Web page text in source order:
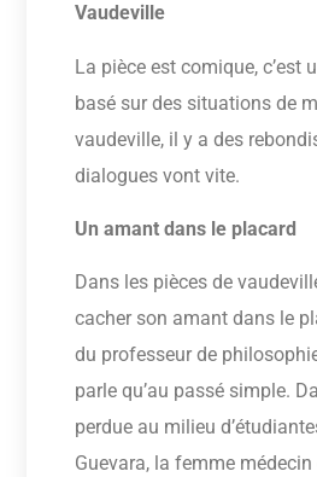
Vaudeville
La pièce est comique, c’est
basé sur des situations de
vaudeville, il y a des
dialogues vont vite.
Un amant dans le placard
Dans les pièces de
cacher son amant dans le
du professeur de
parle qu’au passé simple.
perdue au milieu
Guevara, la femme